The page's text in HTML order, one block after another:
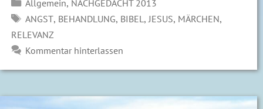
Allgemein NACHGEDACHT 2013
SCHLAGWÖRTER
ANGST, BEHANDLUNG, BIBEL ,JESUS, MÄRCHEN,
RELEVANZ
Kommentar hinterlassen